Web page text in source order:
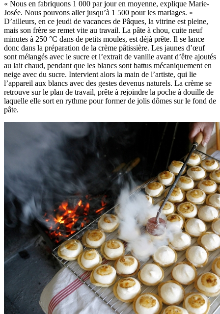
« Nous en fabriquons 1 000 par jour en moyenne, explique Marie-
Josée. Nous pouvons aller jusqu’à 1 500 pour les mariages. »
D’ailleurs, en ce jeudi de vacances de Pâques, la vitrine est pleine,
mais son frère se remet vite au travail. La pâte à chou, cuite neuf
minutes à 250 °C dans de petits moules, est déjà prête. Il se lance
donc dans la préparation de la crème pâtissière. Les jaunes d’œuf
sont mélangés avec le sucre et l’extrait de vanille avant d’être ajoutés
au lait chaud, pendant que les blancs sont battus mécaniquement en
neige avec du sucre. Intervient alors la main de l’artiste, qui lie
l’appareil aux blancs avec des gestes devenus naturels. La crème se
retrouve sur le plan de travail, prête à rejoindre la poche à douille de
laquelle elle sort en rythme pour former de jolis dômes sur le fond de
pâte.